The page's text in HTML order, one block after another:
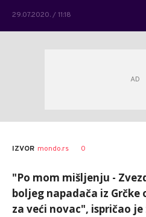
29.07.2020. / 11:18
IZVOR mondo.rs 0
"Po mom mišljenju -
boljeg napadača iz
za veći novac", ispričao